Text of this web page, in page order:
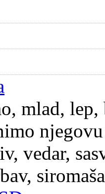
mlad, lep,
vedar,